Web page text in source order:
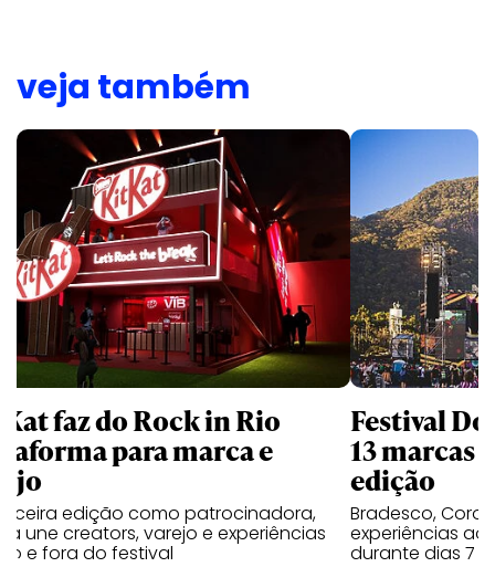
veja também
faz do Rock in Rio
para marca e
edição como patrocinadora,
une creators, varejo e experiências
e fora do festival
Festival
13 marcas
edição
Bradesco,
experiências ao
durante dias 7